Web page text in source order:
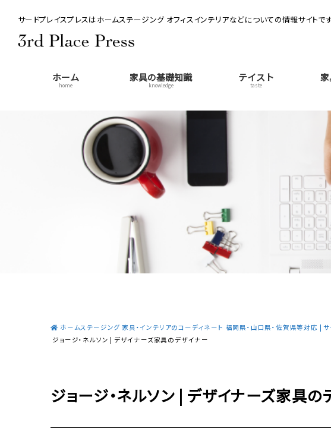
サードプレイスプレスはホームステージング オフィスインテリアなどについての情報サイトです
ホーム
home
家具の基礎知識
knowledge
テイスト
taste
ホームステージング 家具・インテリアのコーディネート 福岡県・山口県・佐賀県等対応 | サ
ジョージ・ネルソン | デザイナーズ家具のデザイナー
ジョージ・ネルソン | デザイナーズ家具の